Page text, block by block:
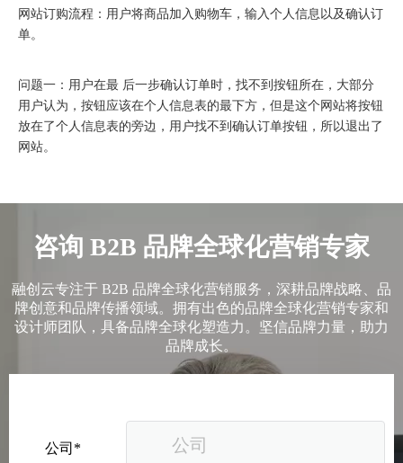
网站订购流程：用户将商品加入购物车，输入个人信息以及确认订
单。
问题一：用户在最 后一步确认订单时，找不到按钮所在，大部分
用户认为，按钮应该在个人信息表的最下方，但是这个网站将按钮
放在了个人信息表的旁边，用户找不到确认订单按钮，所以退出了
网站。
过横幅用户可以快速看到购物车的产品，但是用户不能再购物车直
幅中跳转到下单页面上导致了退出网站。
通过《表格分析报表》检查订单表是否有缺点。结果发现，个人信
息第四个必填项是多余的，用户经常在这一必填项退出订单页面。
咨询 B2B 品牌全球化营销专家
融创云专注于 B2B 品牌全球化营销服务，深耕品牌战略、品
牌创意和品牌传播领域。拥有出色的品牌全球化营销专家和
设计师团队，具备品牌全球化塑造力。坚信品牌力量，助力
品牌成长。
公司*